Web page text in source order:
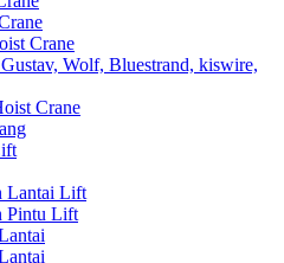
Crane
Wolf, Bluestrand, kiswire,
Crane
Lantai Lift
Pintu Lift